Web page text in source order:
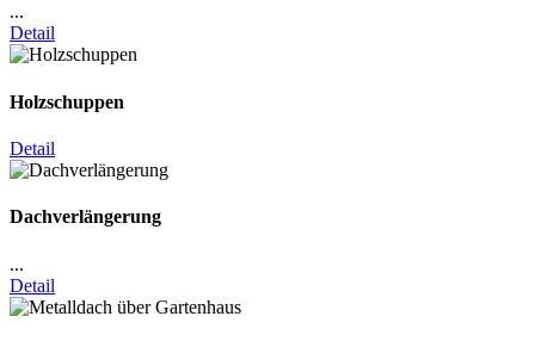
...
Detail
Holzschuppen
Detail
Dachverlängerung
...
Detail